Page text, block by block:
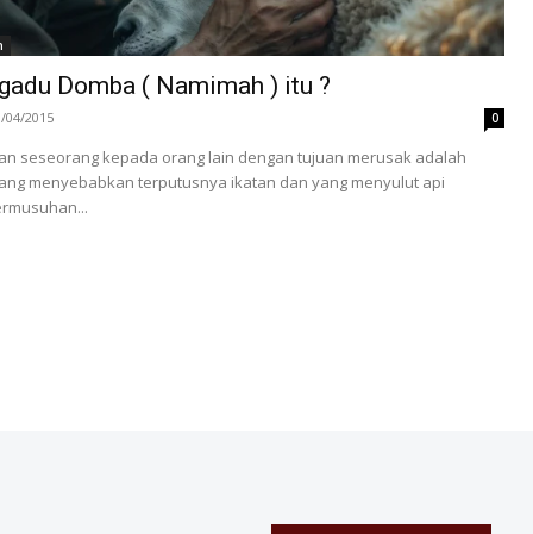
Domba ( Namimah ) itu ?
04/2015 0
seseorang kepada orang lain dengan tujuan merusak adalah
menyebabkan terputusnya ikatan dan yang menyulut api